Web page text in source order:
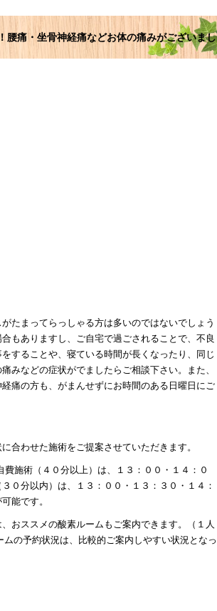
痛・坐骨神経痛などお体の痛みがございまし
たまってらっしゃる方は多いのではないでしょう
もありますし、ご自宅で過ごされることで、不良
することや、寝ている時間が長くなったり、同じ
みなどの症状がでましたらご相談下さい。また、
痛の方も、がまんせずにお時間のある日曜日にご
合わせた施術をご提案させていただきます。
施術（４０分以上）は、１３：００・１４：０
０分以内）は、１３：００・１３：３０・１４：
能です。
おススメの酸素ルームもご案内できます。（１人
の予約状況は、比較的ご案内しやすい状況となっ